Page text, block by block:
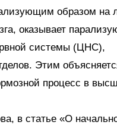
образом
оказывает
системы (ЦНС),
Этим
процесс в
в статье «О